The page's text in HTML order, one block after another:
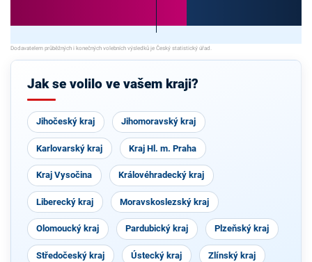
Jak se volilo ve vašem kraji?
Jihočeský kraj Jihomoravský kraj
Karlovarský kraj Kraj Hl. m. Praha
Kraj Vysočina Královéhradecký kraj
Liberecký kraj Moravskoslezský kraj
Olomoucký kraj Pardubický kraj Plzeňský kraj
Středočeský kraj Ústecký kraj Zlínský kraj